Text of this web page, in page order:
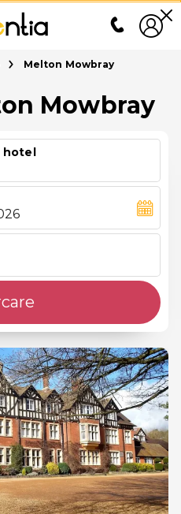
Melton Mowbray
Mowbray
hotel